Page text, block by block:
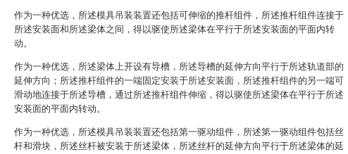
作为一种优选，所述模具吊装装置还包括可伸缩的推杆组件，所述推杆组件连接于
所述安装面和所述梁体之间，得以驱使所述梁体在平行于所述安装面的平面内转
动。
作为一种优选，所述梁体上开设有导槽，所述导槽的延伸方向平行于所述轨道部的
延伸方向；所述推杆组件的一端固定安装于所述安装面，所述推杆组件的另一端可
滑动地连接于所述导槽，通过所述推杆组件伸缩，得以驱使所述梁体在平行于所述
安装面的平面内转动。
作为一种优选，所述模具吊装装置还包括第一驱动组件，所述第一驱动组件包括丝
杆和滑块，所述丝杆被安装于所述梁体，所述丝杆的延伸方向平行于所述梁体的延